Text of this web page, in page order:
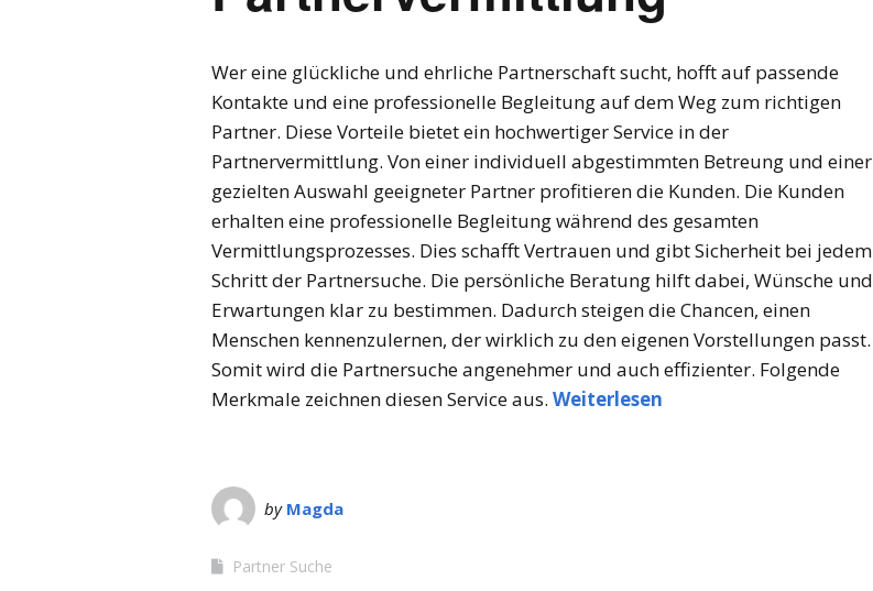
Wer eine glückliche und ehrliche Partnerschaft sucht, hofft auf passende
Kontakte und eine professionelle Begleitung auf dem Weg zum richtigen
Partner. Diese Vorteile bietet ein hochwertiger Service in der
Partnervermittlung. Von einer individuell abgestimmten Betreung und einer
gezielten Auswahl geeigneter Partner profitieren die Kunden. Die Kunden
erhalten eine professionelle Begleitung während des gesamten
Vermittlungsprozesses. Dies schafft Vertrauen und gibt Sicherheit bei jedem
Schritt der Partnersuche. Die persönliche Beratung hilft dabei, Wünsche und
Erwartungen klar zu bestimmen. Dadurch steigen die Chancen, einen
Menschen kennenzulernen, der wirklich zu den eigenen Vorstellungen passt.
Somit wird die Partnersuche angenehmer und auch effizienter. Folgende
Merkmale zeichnen diesen Service aus. Weiterlesen
by Magda
Partner Suche